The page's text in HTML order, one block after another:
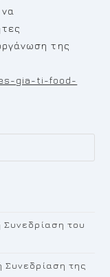
της
gia-ti-food-
Συνεδρίαση του
Συνεδρίαση της